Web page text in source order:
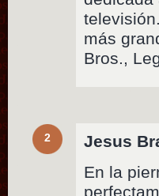
más
Bros.,
2 Jesus
En la